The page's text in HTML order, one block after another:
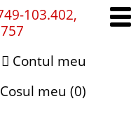
103.402,
Contul meu
Cosul meu (0)